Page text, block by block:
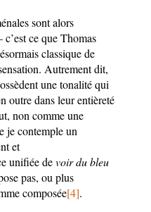
sont alors
ce que Thomas
classique de
Autrement dit,
une tonalité qui
outre dans leur entièreté
non comme une
je contemple un
et
unifiée devoir du bleu
pas, ou plus
composée[4].